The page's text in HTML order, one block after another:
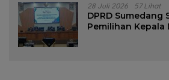
28 Juli 2026 57 Lihat
DPRD Sumedang
Pemilihan Kepala